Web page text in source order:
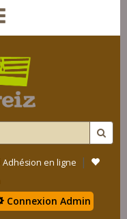
Adhésion en ligne |
Connexion Admin